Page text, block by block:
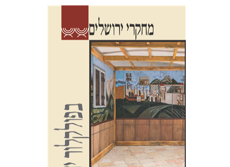
שלום צבר גלית חזן-רוקם
סלמון